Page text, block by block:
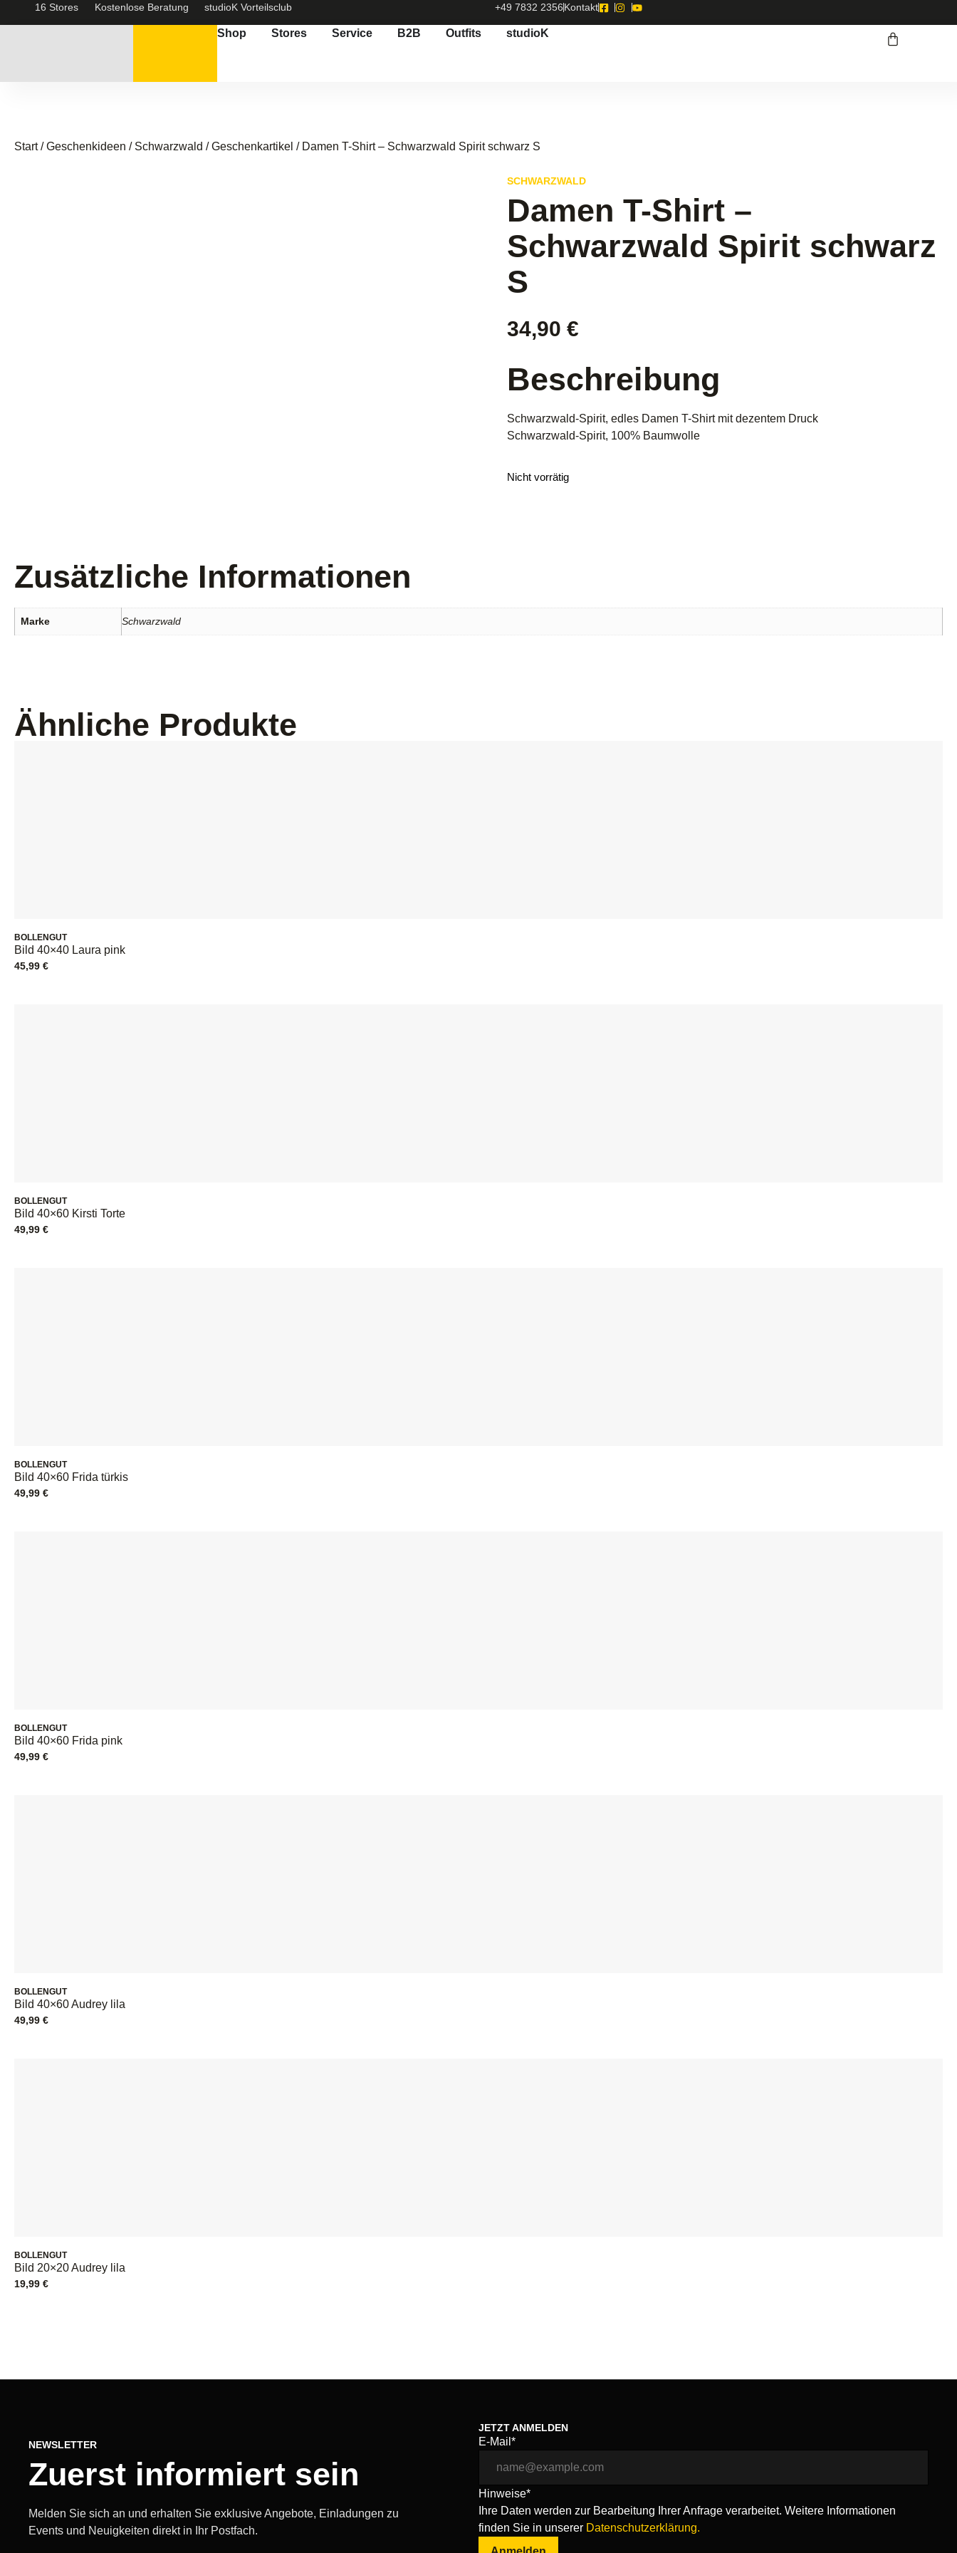
16 Stores Kostenlose Beratung studioK Vorteilsclub +49 7832 2356Kontakt
Shop Stores Service B2B Outfits studioK
Start/Geschenkideen / Schwarzwald /Geschenkartikel / Damen T-Shirt – Schwarzwald Spirit schwarz S
SCHWARZWALD
Damen T-Shirt –
Schwarzwald Spirit schwarz
S
34,90 €
Beschreibung
Schwarzwald-Spirit, edles Damen T-Shirt mit dezentem Druck
Schwarzwald-Spirit, 100% Baumwolle
Nicht vorrätig
Zusätzliche Informationen
Marke Schwarzwald
Ähnliche Produkte
BOLLENGUT
Bild 40×40 Laura pink
45,99 €
BOLLENGUT
Bild 40×60 Kirsti Torte
49,99 €
BOLLENGUT
Bild 40×60 Frida türkis
49,99 €
BOLLENGUT
Bild 40×60 Frida pink
49,99 €
BOLLENGUT
Bild 40×60 Audrey lila
49,99 €
BOLLENGUT
Bild 20×20 Audrey lila
19,99 €
NEWSLETTER
Zuerst informiert sein
Melden Sie sich an und erhalten Sie exklusive Angebote, Einladungen zu
Events und Neuigkeiten direkt in Ihr Postfach.
JETZT ANMELDEN
E-Mail*
Hinweise*
Ihre Daten werden zur Bearbeitung Ihrer Anfrage verarbeitet. Weitere Informationen
finden Sie in unserer Datenschutzerklärung.